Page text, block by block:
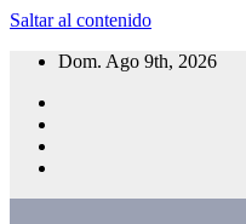
Saltar al contenido
Dom. Ago 9th, 2026